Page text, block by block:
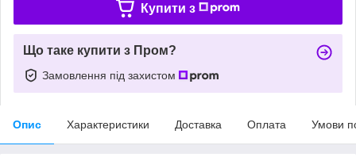
Купити з
Що таке купити з Пром?
Замовлення під захистом
Опис Характеристики Доставка Оплата Умови